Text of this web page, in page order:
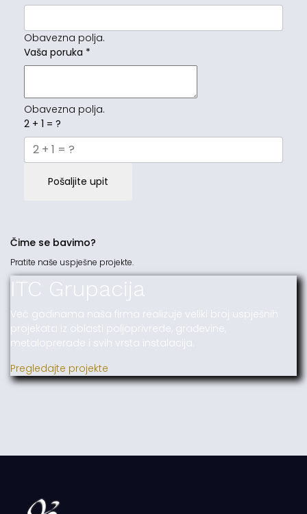
Obavezna polja.
Vaša poruka *
Obavezna polja.
2 + 1 = ?
Pošaljite upit
Čime se bavimo?
Pratite naše uspješne projekte.
ITC Grupacija
Već godinama naša firma realizuje veliki broj uspješnih
projekata iz oblasti poljoprivrede, građevine,
metaloprerade i svih vrsta instalacija.
Pregledajte projekte